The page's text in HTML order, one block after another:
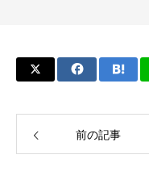
前の記事